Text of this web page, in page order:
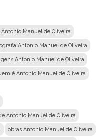
Antonio Manuel de Oliveira
Antonio Manuel de Oliveira
Antonio Manuel de Oliveira
é Antonio Manuel de Oliveira
Antonio Manuel de Oliveira
obras Antonio Manuel de Oliveira